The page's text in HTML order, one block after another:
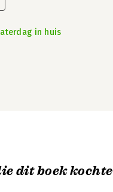
in huis
dit boek